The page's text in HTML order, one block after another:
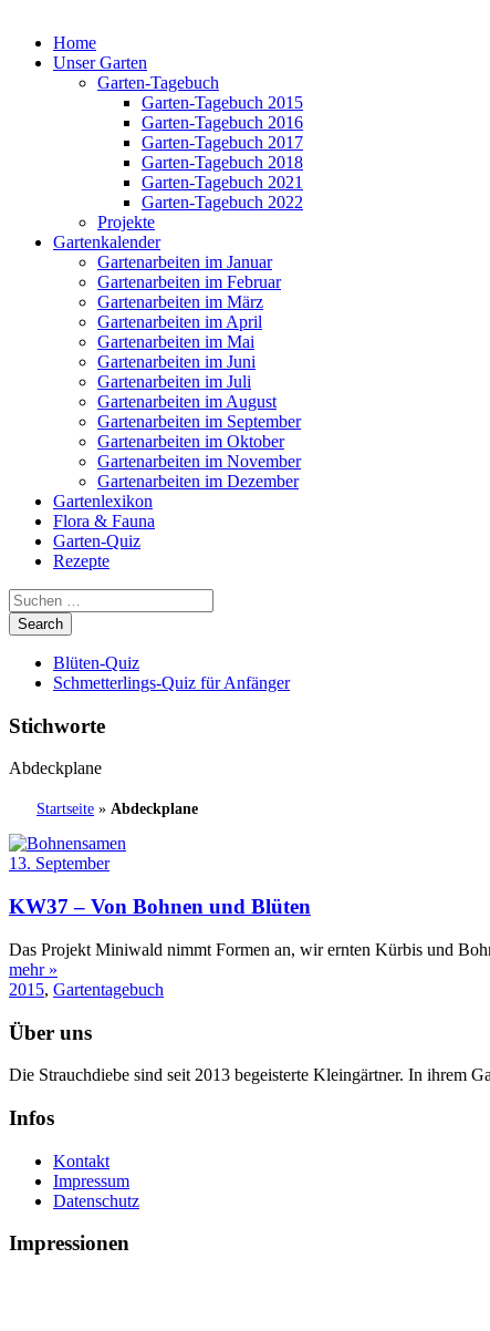
Home
Unser Garten
Garten-Tagebuch
Garten-Tagebuch 2015
Garten-Tagebuch 2016
Garten-Tagebuch 2017
Garten-Tagebuch 2018
Garten-Tagebuch 2021
Garten-Tagebuch 2022
Projekte
Gartenkalender
Gartenarbeiten im Januar
Gartenarbeiten im Februar
Gartenarbeiten im März
Gartenarbeiten im April
Gartenarbeiten im Mai
Gartenarbeiten im Juni
Gartenarbeiten im Juli
Gartenarbeiten im August
Gartenarbeiten im September
Gartenarbeiten im Oktober
Gartenarbeiten im November
Gartenarbeiten im Dezember
Gartenlexikon
Flora & Fauna
Garten-Quiz
Rezepte
Blüten-Quiz
Schmetterlings-Quiz für Anfänger
Stichworte
Abdeckplane
Startseite » Abdeckplane
13. September
KW37 – Von Bohnen und Blüten
Das Projekt Miniwald nimmt Formen an, wir ernten Kürbis und
mehr »
2015, Gartentagebuch
Über uns
Die Strauchdiebe sind seit 2013 begeisterte Kleingärtner. In ihrem
Infos
Kontakt
Impressum
Datenschutz
Impressionen